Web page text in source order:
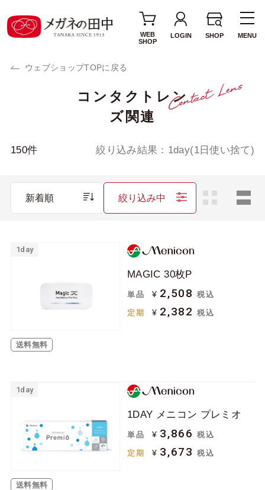
WEB
SHOP
LOGIN SHOP MENU
ウェブショップTOPに戻る
コンタクトレン
ズ関連
150件 絞り込み結果： 1day(1日使い捨て)
新着順 絞り込み中
使用期間・タイプ
1MONTH(1ヶ月交
カラーレンズ
サークルレンズ
乱視用レンズ
遠近両用レンズ
ブランド・メーカー
ボシュロム
クーパービジョン
シード
ロート
ソフトコンタクトレ
ハードコンタクトレ
ンズ用
その他関連用品
1day
送料無料
MAGIC 30枚P
単品 ¥ 2,508 税込
定期 ¥ 2,382 税込
1day
送料無料
1DAY メニコン プレミオ
単品 ¥ 3,866 税込
定期 ¥ 3,673 税込